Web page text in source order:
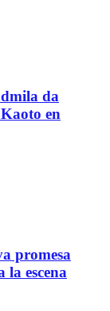
da
en
promesa
la escena